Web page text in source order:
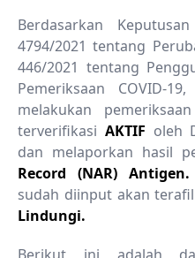
Berdasarkan
4794/2021 tentang
446/2021 tentang
Pemeriksaan COVID-
melakukan
terverifikasi AKTIF oleh
dan melaporkan hasil
Record (NAR) Antigen.
sudah diinput akan
Lindungi.